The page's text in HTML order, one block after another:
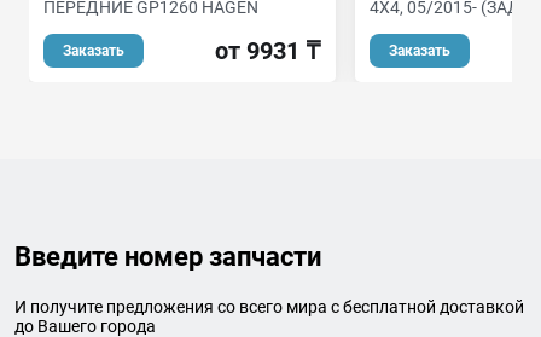
ПЕРЕДНИЕ GP1260 HAGEN
Заказать от 9931 ₸
4X4, 05/2015-
Заказать
Введите номер запчасти
И получите предложения со всего мира с бесплатной доставкой
до Вашего города